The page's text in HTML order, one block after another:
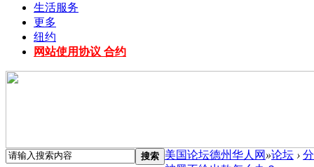
生活服务
更多
纽约
网站使用协议 合约
搜索 美国论坛德州华人网 »论坛 ›